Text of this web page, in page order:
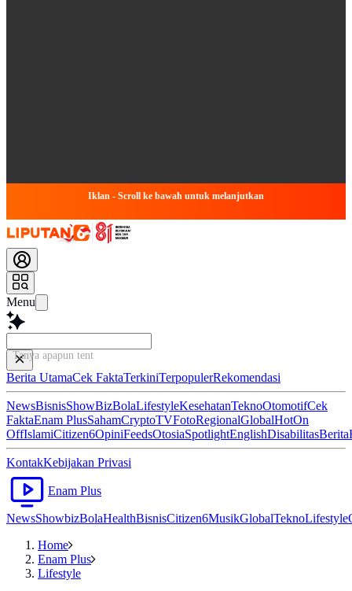
Iklan - Scroll ke bawah untuk melanjutkan
Menu
Tanya apapun tentang
Berita UtamaCek FaktaTerkiniTerpopulerRekomendasi
NewsBisnisShowBizBolaLifestyleKesehatanTeknoOtomotifCek
FaktaEnam PlusSahamCryptoTVFotoRegionalGlobalHotOn
OffIslamiCitizen6OpiniFeedsOtosiaSpotlightEnglishDisabilitasBerita
KontakKebijakan Privasi
Enam Plus
NewsShowbizBolaHealthBisnisCitizen6MusikGlobalTeknoLifestyle
Home
Enam Plus
Lifestyle